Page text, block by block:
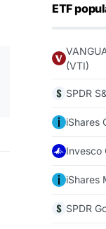
ETF
(VTI)
SPDR
iShares
Invesco
iShares
SPDR